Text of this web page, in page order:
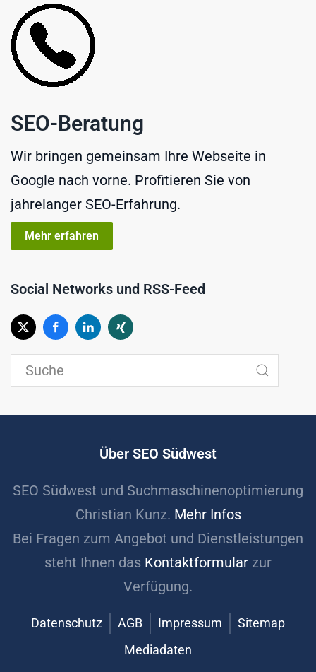
SEO-Beratung
Wir bringen gemeinsam Ihre Webseite in
Google nach vorne. Profitieren Sie von
jahrelanger SEO-Erfahrung.
Mehr erfahren
Social Networks und RSS-Feed
Über SEO Südwest
SEO Südwest und Suchmaschinenoptimierung
Christian Kunz. Mehr Infos
Bei Fragen zum Angebot und Dienstleistungen
steht Ihnen das Kontaktformular zur
Verfügung.
Datenschutz AGB Impressum
Sitemap
Mediadaten